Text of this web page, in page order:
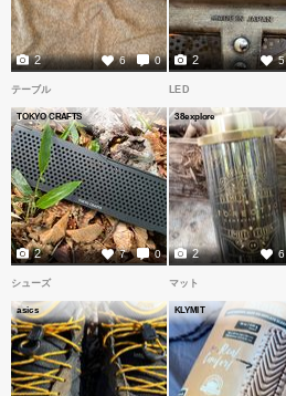
6 0
2 5
2
テーブル
TOKYO CRAFTS
7 0
2
LED
38explore
6
2
シューズ
asics
マット
KLYMIT